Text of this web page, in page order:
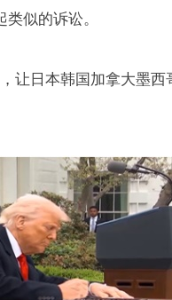
类似的诉讼。
让日本韩国加拿大墨西